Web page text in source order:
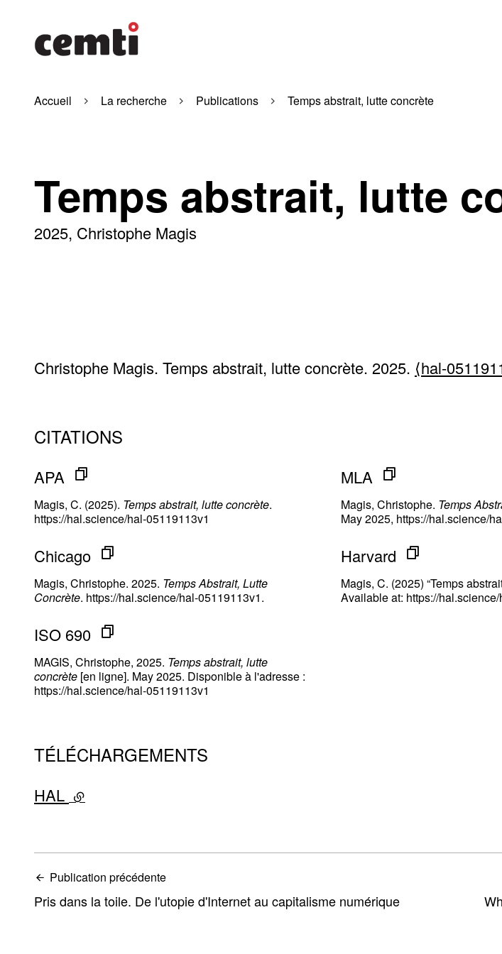
Accueil La recherche Publications Temps abstrait, lutte concrète
Temps abstrait, lutte
2025 Christophe Magis
Christophe Magis. Temps abstrait, lutte concrète. 2025. ⟨hal-
CITATIONS
APA
Magis, C. (2025). Temps abstrait, lutte concrète.
https://hal.science/hal-05119113v1
MLA
Magis, Christophe. Temps
May 2025, https://hal.science/
Chicago
Magis, Christophe. 2025. Temps Abstrait, Lutte
Concrète. https://hal.science/hal-05119113v1.
Harvard
Magis, C. (2025) “Temps
Available at: https://
ISO 690
MAGIS, Christophe, 2025. Temps abstrait, lutte
concrète [en ligne]. May 2025. Disponible à l'adresse :
https://hal.science/hal-05119113v1
TÉLÉCHARGEMENTS
HAL - lien externe
Publication précédente
Pris dans la toile. De l'utopie d'Internet au capitalisme numérique